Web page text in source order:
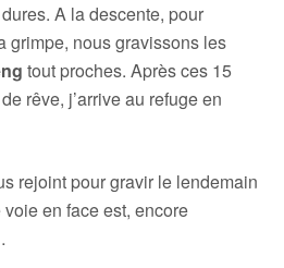
A la descente, pour
grimpe, nous gravissons les
tout proches. Après ces 15
rêve, j’arrive au refuge en
rejoint pour gravir le lendemain
en face est, encore